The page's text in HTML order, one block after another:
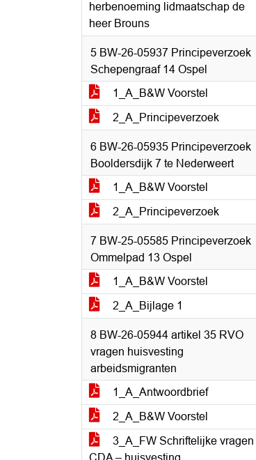
herbenoeming lidmaatschap de
heer Brouns
5 BW-26-05937 Principeverzoek
Schepengraaf 14 Ospel
1_A_B&W Voorstel
2_A_Principeverzoek
6 BW-26-05935 Principeverzoek
Booldersdijk 7 te Nederweert
1_A_B&W Voorstel
2_A_Principeverzoek
7 BW-25-05585 Principeverzoek
Ommelpad 13 Ospel
1_A_B&W Voorstel
2_A_Bijlage 1
8 BW-26-05944 artikel 35 RVO
vragen huisvesting
arbeidsmigranten
1_A_Antwoordbrief
2_A_B&W Voorstel
3_A_FW Schriftelijke vragen
CDA – huisvesting